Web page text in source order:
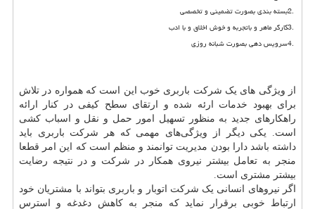
2.بسته بندی بصورت تضمینی و تخصصی
3.کارگر ماهر و باتجربه و خوش اخلاق و با ادب
4.سرویس دهی بصورت شبانه روزی
از ویژگی های یک شرکت باربری خوب این است که همواره در تلاش
برای بهبود خدمات ارئه شده و ارتقای سطح کیفی در کنار ارائه
راهکارهای جدید به منظور تسهیل امور حمل و نقل و اسباب کشی
است. یکی دیگر از ویژگی‌های مهمی که هر شرکت باربری باید
داشته باشد دارا بودن مدیریت توانمند و منظم است که این امر قطعا
منجر به تعامل بیشتر نیروی همکار در شرکت و در نتیجه رضایت
بیشتر مشتری است.
اگر نیروهای انسانی یک شرکت اتوبار و باربری بتواند با مشتریان خود
ارتباط خوبی برقرار نماید که منجر به کاهش دغدغه و استرس